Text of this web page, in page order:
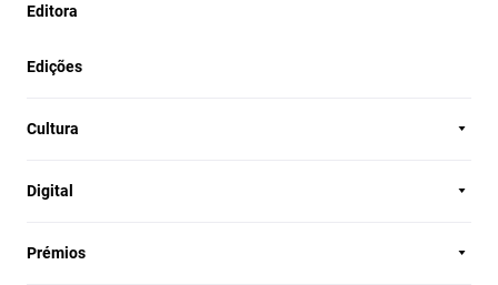
Editora
Edições
Cultura
Digital
Prémios